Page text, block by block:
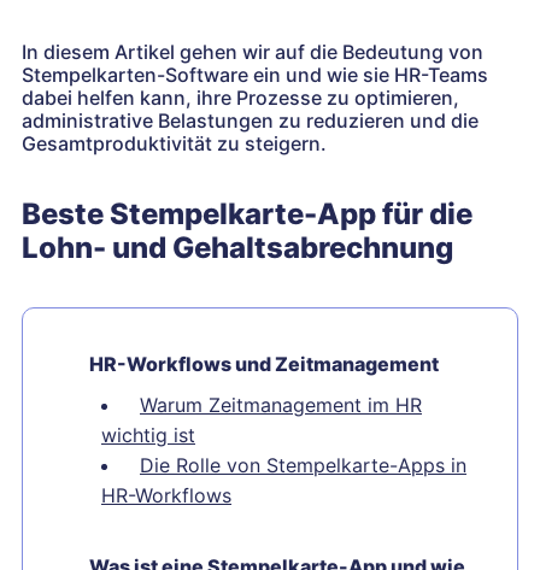
In diesem Artikel gehen wir auf die Bedeutung von
Stempelkarten-Software ein und wie sie HR-Teams
dabei helfen kann, ihre Prozesse zu optimieren,
administrative Belastungen zu reduzieren und die
Gesamtproduktivität zu steigern.
Beste Stempelkarte-App für die
Lohn- und Gehaltsabrechnung
HR-Workflows und Zeitmanagement
Warum Zeitmanagement im HR
wichtig ist
Die Rolle von Stempelkarte-Apps in
HR-Workflows